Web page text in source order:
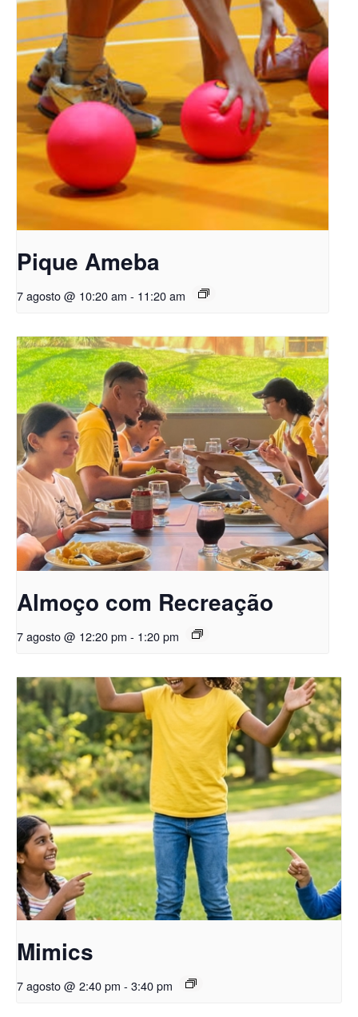
Pique Ameba
7 agosto @ 10:20 am - 11:20 am
Almoço com Recreação
7 agosto @ 12:20 pm - 1:20 pm
Mimics
7 agosto @ 2:40 pm - 3:40 pm